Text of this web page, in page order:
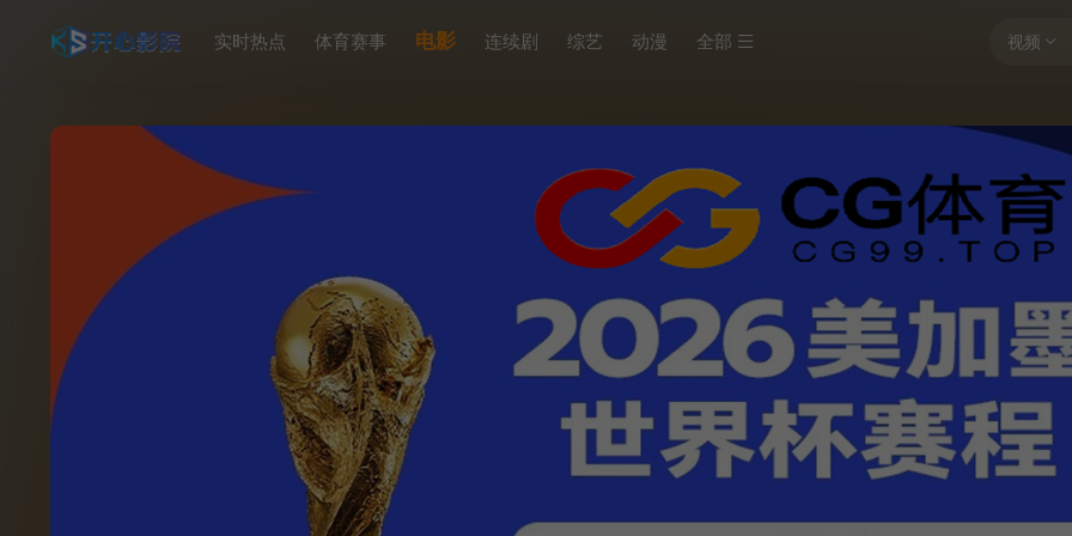
视频
实时热点 体育赛事 电影 连续剧 综艺 动漫 全部